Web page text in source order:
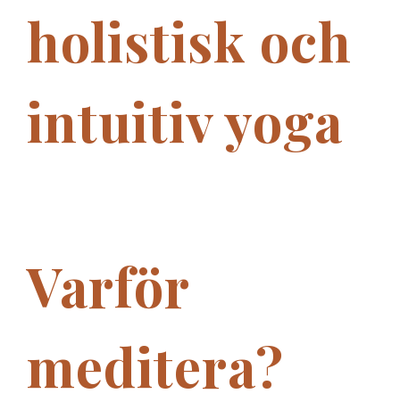
holistisk och
intuitiv yoga
Varför
meditera?